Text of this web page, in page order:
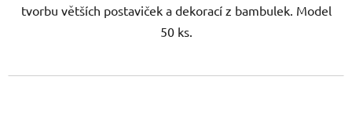
tvorbu větších postaviček a dekorací z bambulek. Model
50 ks.